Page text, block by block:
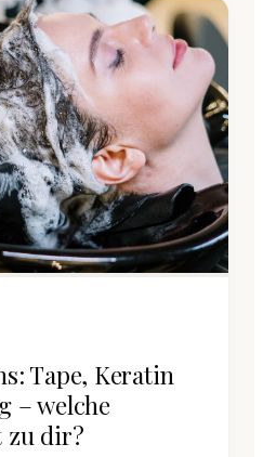
Tape, Keratin
– welche
zu dir?